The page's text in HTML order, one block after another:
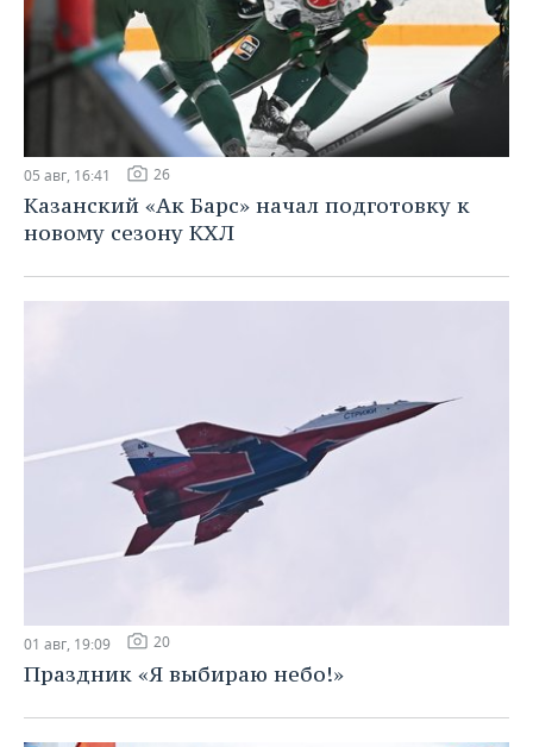
05 авг, 16:41 26
Казанский «Ак Барс» начал подготовку к
новому сезону КХЛ
01 авг, 19:09 20
Праздник «Я выбираю небо!»